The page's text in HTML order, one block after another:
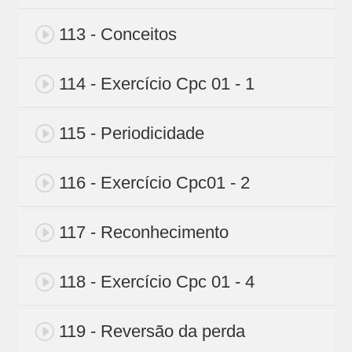
113 - Conceitos
114 - Exercício Cpc 01 - 1
115 - Periodicidade
116 - Exercício Cpc01 - 2
117 - Reconhecimento
118 - Exercício Cpc 01 - 4
119 - Reversão da perda